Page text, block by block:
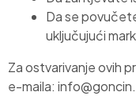
Da se
uključujući
Za ostvarivanje ovih
e-maila: